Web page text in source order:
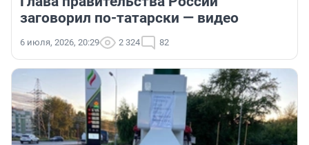
заговорил по-татарски — видео
6 июля, 2026, 20:29 2 324 82